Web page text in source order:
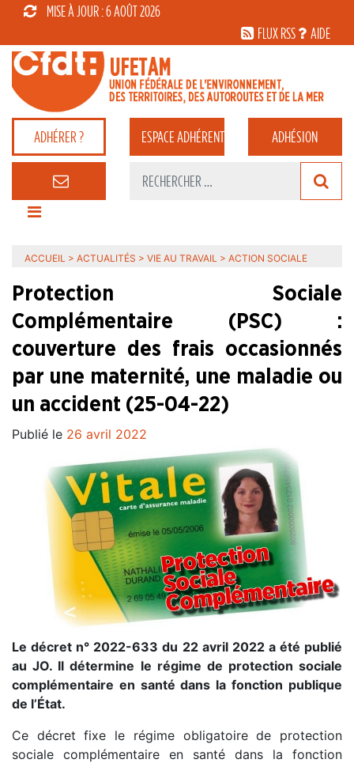
MISE À JOUR : 6 AOÛT 2026
FLUX RSS
AIDE
ADHÉRER ? ESPACEADHÉRENT ADHÉSION
ACCUEIL > ACTUALITÉS > VIE AU TRAVAIL > ACTION SOCIALE
Protection Sociale
Complémentaire (PSC) :
couverture des frais occasionnés
par une maternité, une maladie ou
un accident (25-04-22)
Publié le 26 avril 2022
Le décret n° 2022-633 du 22 avril 2022 a été publié
au JO. Il détermine le régime de protection sociale
complémentaire en santé dans la fonction publique
de l’État.
Ce décret fixe le régime obligatoire de protection
sociale complémentaire en santé dans la fonction